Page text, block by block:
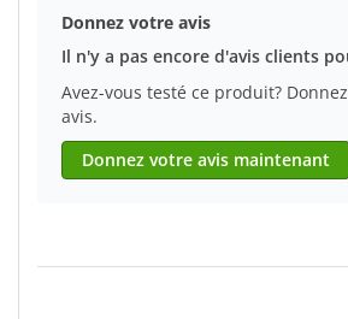
Donnez votre avis
Il n'y a pas encore d'avis clients
Avez-vous testé ce produit?
avis.
Donnez votre avis maintenant